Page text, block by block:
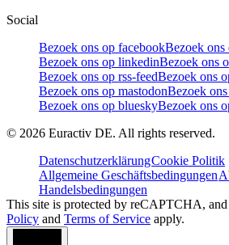
Social
Bezoek ons op facebookBezoek ons
Bezoek ons op linkedinBezoek ons
Bezoek ons op rss-feedBezoek ons
Bezoek ons op mastodonBezoek
Bezoek ons op blueskyBezoek ons
© 2026 Euractiv DE. All rights reserved.
DatenschutzerklärungCookie Politik
Allgemeine Geschäftsbedingungen
Handelsbedingungen
This site is protected by reCAPTCHA,
Policy and Terms of Service apply.